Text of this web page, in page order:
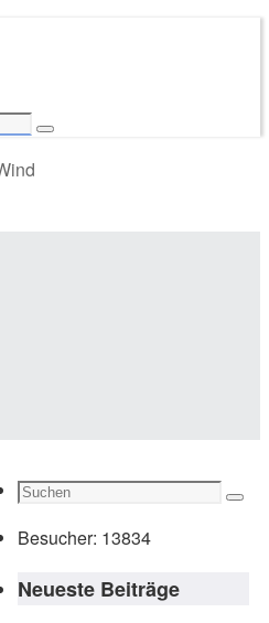
Suchen
Suche
Besucher: 13834
Neueste Beiträge